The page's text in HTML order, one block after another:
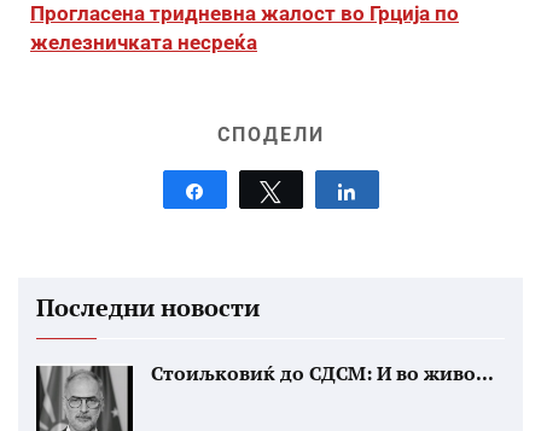
Прогласена тридневна жалост во Грција по
железничката несреќа
СПОДЕЛИ
Share Tweet
Последни новости
Стоиљковиќ до СДСМ: И во живо...